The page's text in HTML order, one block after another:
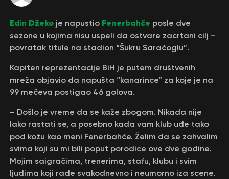
Edin Džekoje napustio Fenerbahče posle dve
sezone u kojima nisu uspeli da ostvare zacrtani cilj –
povratak titule na stadion “Šukru Saraćoglu”.
Kapiten reprezentacije BiH je putem društvenih
mreža objavio da napušta “kanarince” za koje je na
99 mečeva postigao 46 golova.
– Došlo je vreme da se kaže zbogom. Nikada nije
lako rastati se, a posebno kada vam klub uđe tako
pod kožu kao meni Fenerbahče. Želim da se zahvalim
svima koji su mi bili poput porodice ove dve godine.
Mojim saigračima, trenerima, stafu, klubu i svim
ljudima koji rade svakodnevno i neumorno iza scene.